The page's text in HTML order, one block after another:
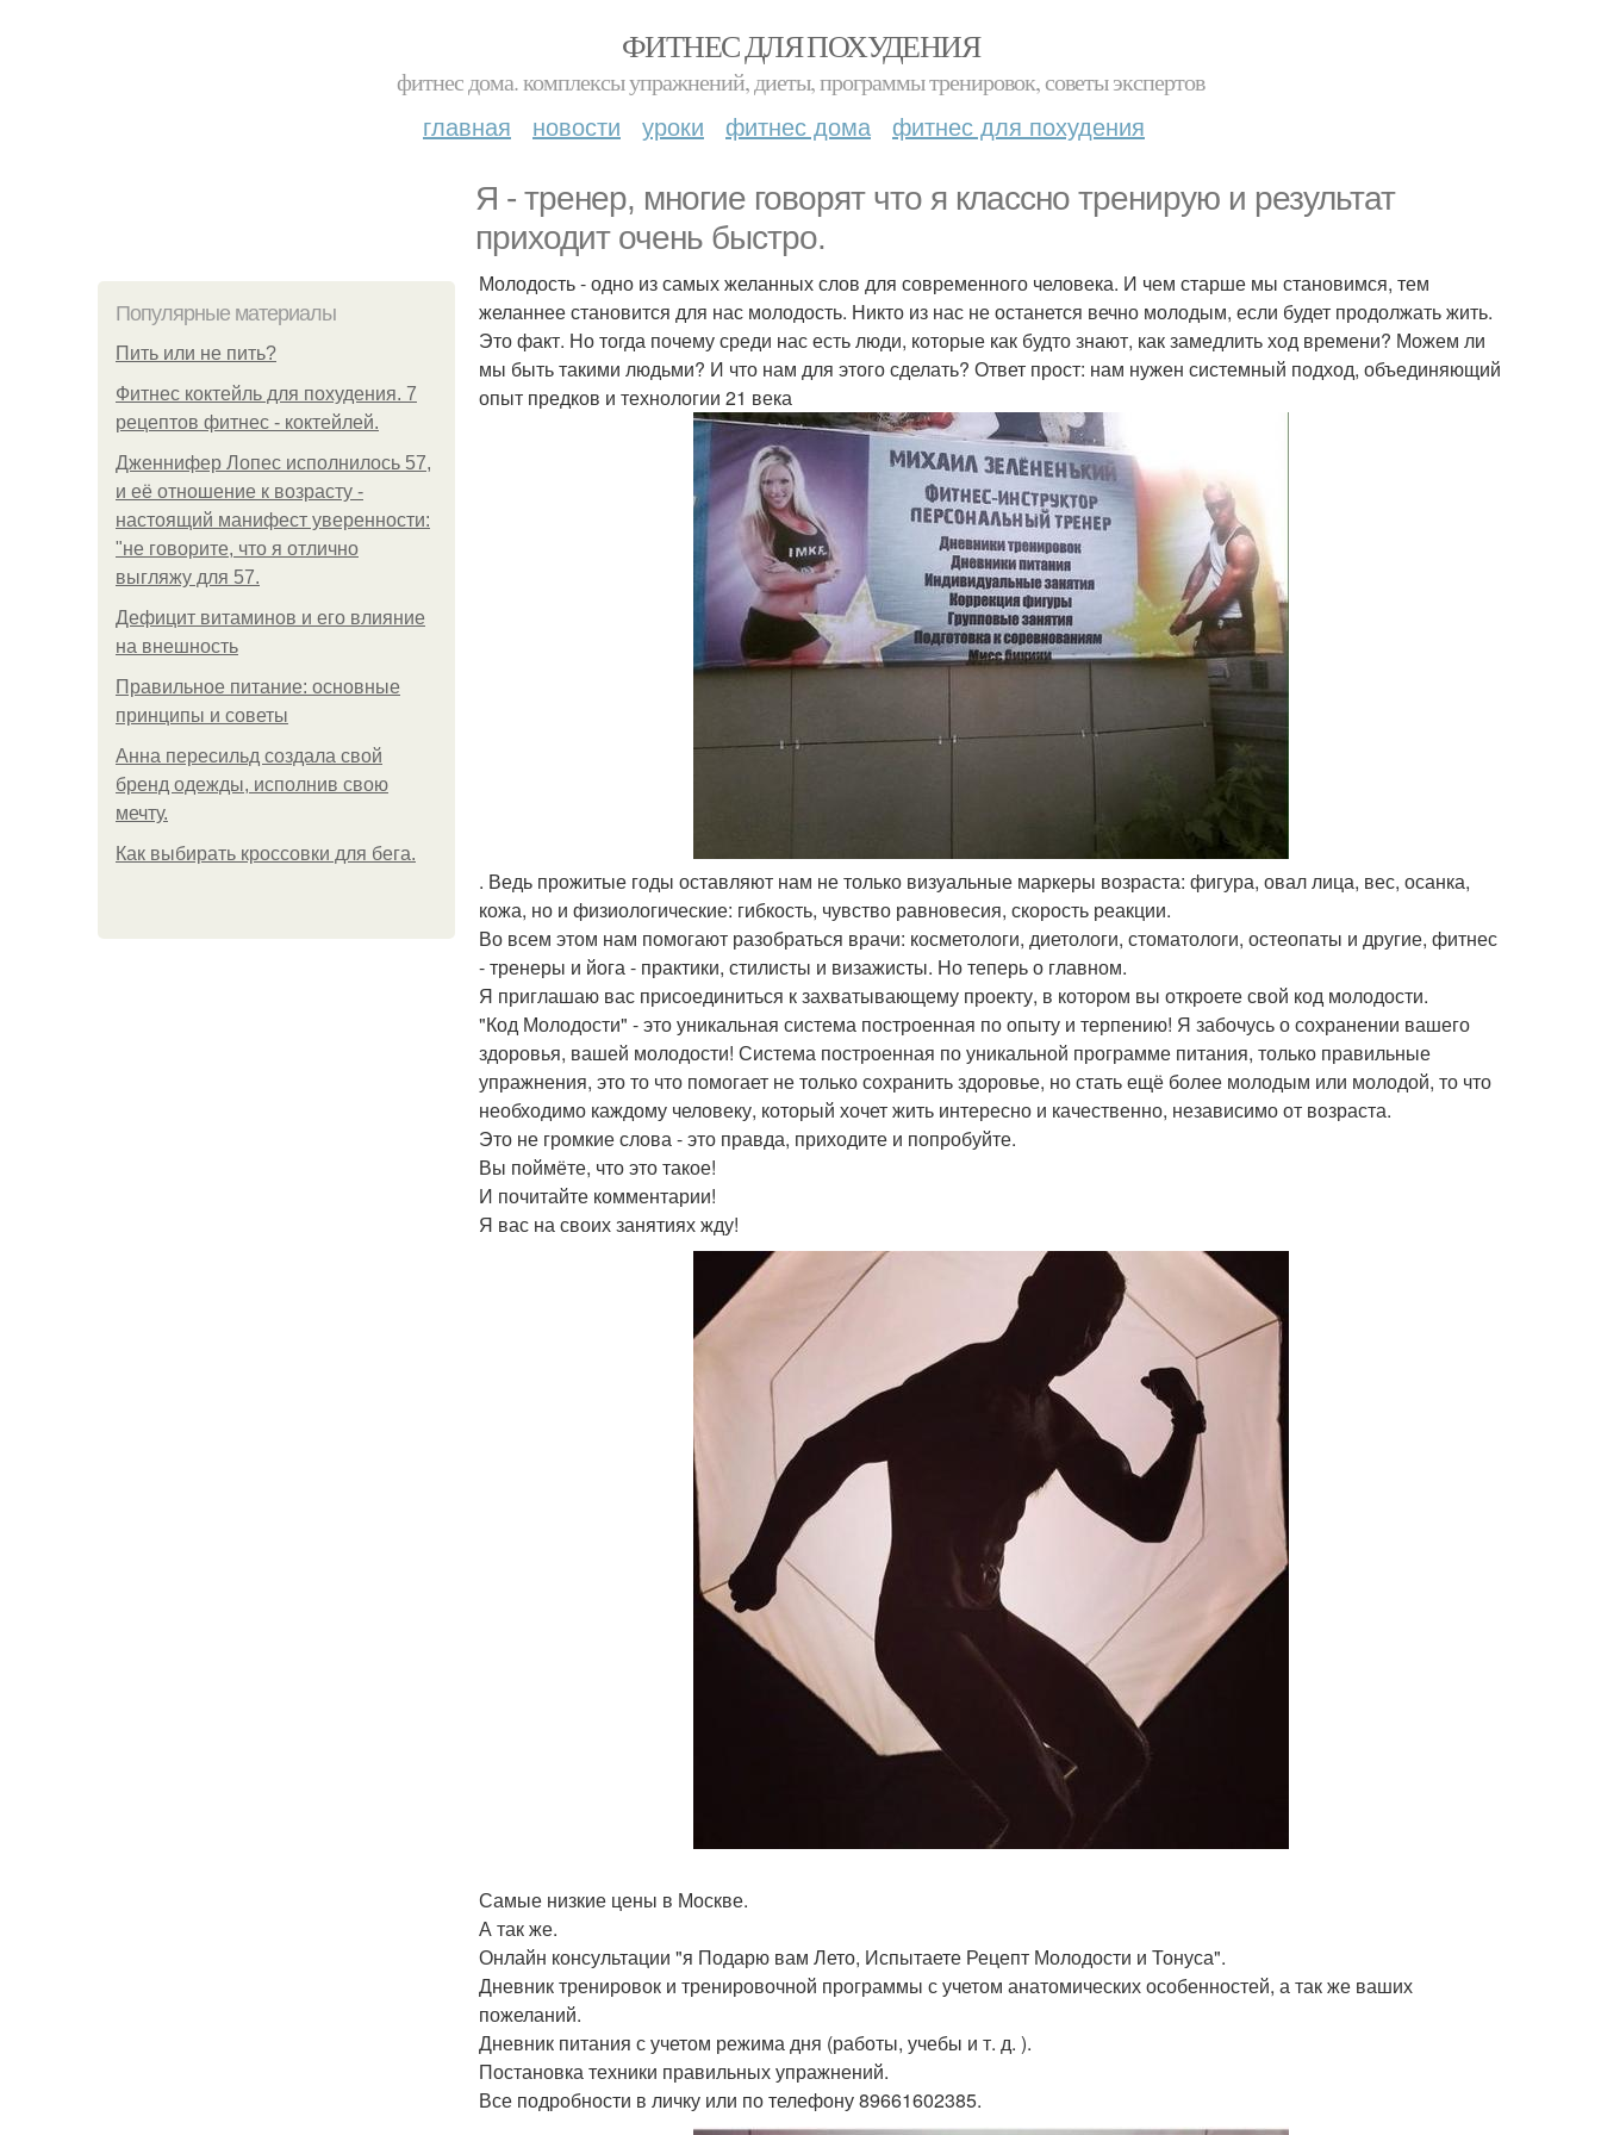
ФИТНЕС ДЛЯ ПОХУДЕНИЯ
фитнес дома. комплексы упражнений, диеты, программы тренировок, советы экспертов
главная новости уроки фитнес дома фитнес для похудения
Я - тренер, многие говорят что я классно тренирую и результат
приходит очень быстро.
Популярные материалы
Пить или не пить?
Фитнес коктейль для похудения. 7
рецептов фитнес - коктейлей.
Дженнифер Лопес исполнилось 57,
и её отношение к возрасту -
настоящий манифест уверенности:
"не говорите, что я отлично
выгляжу для 57.
Дефицит витаминов и его влияние
на внешность
Правильное питание: основные
принципы и советы
Анна пересильд создала свой
бренд одежды, исполнив свою
мечту.
Как выбирать кроссовки для бега.
Молодость - одно из самых желанных слов для современного человека. И чем старше мы становимся, тем
желаннее становится для нас молодость. Никто из нас не останется вечно молодым, если будет продолжать жить.
Это факт. Но тогда почему среди нас есть люди, которые как будто знают, как замедлить ход времени? Можем ли
мы быть такими людьми? И что нам для этого сделать? Ответ прост: нам нужен системный подход, объединяющий
опыт предков и технологии 21 века
. Ведь прожитые годы оставляют нам не только визуальные маркеры возраста: фигура, овал лица, вес, осанка,
кожа, но и физиологические: гибкость, чувство равновесия, скорость реакции.
Во всем этом нам помогают разобраться врачи: косметологи, диетологи, стоматологи, остеопаты и другие, фитнес
- тренеры и йога - практики, стилисты и визажисты. Но теперь о главном.
Я приглашаю вас присоединиться к захватывающему проекту, в котором вы откроете свой код молодости.
"Код Молодости" - это уникальная система построенная по опыту и терпению! Я забочусь о сохранении вашего
здоровья, вашей молодости! Система построенная по уникальной программе питания, только правильные
упражнения, это то что помогает не только сохранить здоровье, но стать ещё более молодым или молодой, то что
необходимо каждому человеку, который хочет жить интересно и качественно, независимо от возраста.
Это не громкие слова - это правда, приходите и попробуйте.
Вы поймёте, что это такое!
И почитайте комментарии!
Я вас на своих занятиях жду!
Самые низкие цены в Москве.
А так же.
Онлайн консультации "я Подарю вам Лето, Испытаете Рецепт Молодости и Тонуса".
Дневник тренировок и тренировочной программы с учетом анатомических особенностей, а так же ваших
пожеланий.
Дневник питания с учетом режима дня (работы, учебы и т. д. ).
Постановка техники правильных упражнений.
Все подробности в личку или по телефону 89661602385.